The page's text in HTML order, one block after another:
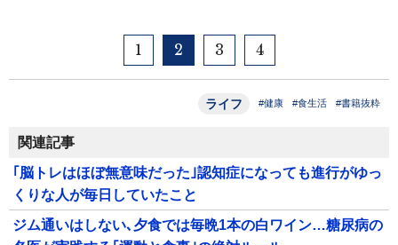
1 2 3 4
ライフ #健康 #食生活 #書籍抜粋
関連記事
｢脳トレはほぼ無意味だった｣認知症になっても進行がゆっ
くりな人が毎日していたこと
ジム通いはしない､夕食では毎晩1本の白ワイン…糖尿病の